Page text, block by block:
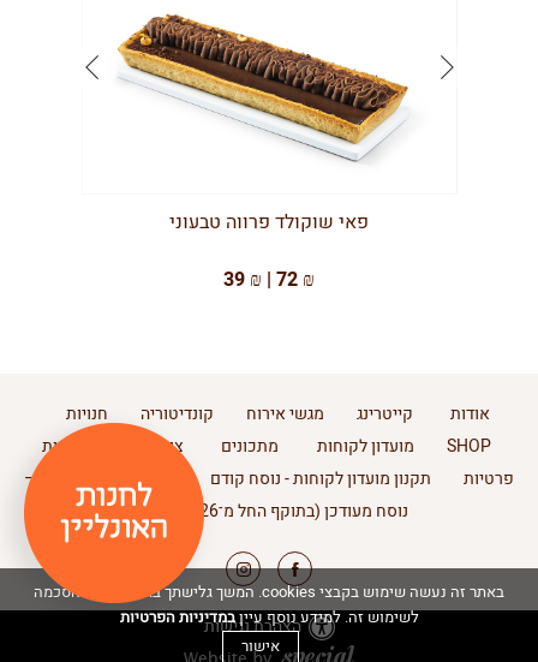
באתר זה נעשה שימוש בקבצי cookies. המשך גלישתך באתר מהווה הסכמה
לשימוש זה. למידע נוסף עייןבמדיניות הפרטיות
אישור
פאי שוקולד פרווה טבעוני
39 ₪ | 72 ₪
אודות קייטרינג מגשי אירוח קונדיטוריה
חנויות
SHOP
מועדון לקוחות מתכונים צור קשר
מדיניות
פרטיות
תקנון מועדון לקוחות - נוסח קודם
תקנון מועדון לקוחות –
נוסח מעודכן (בתוקף החל מ־11.2.2026)
הצהרת נגישות